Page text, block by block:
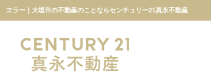
エラー｜大垣市の不動産のことならセンチュリー21真永不動産